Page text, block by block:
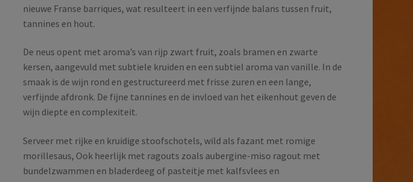
nieuwe Franse barriques, wat resulteert in een verfijnde balans tussen fruit,
tannines en hout.
De neus opent met aroma’s van rijp zwart fruit, zoals bramen en zwarte
kersen, aangevuld met subtiele kruiden en een subtiel aroma van vanille. In de
smaak is de wijn rond en gestructureerd met frisse zuren en een lange,
verfijnde afdronk. De fijne tannines en de invloed van het eikenhout geven de
wijn diepte en complexiteit.
Serveer met rijke en kruidige stoofschotels, wild als fazant met romige
morillesaus, Ook heerlijk met ragouts zoals aubergine-miso ragout met
bundelzwammen en bladerdeeg of pasteitje met kalfsvlees en